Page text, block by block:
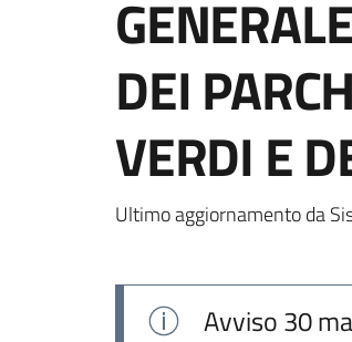
DEI
VERDI E
Ultimo aggiornamento da
Avviso30